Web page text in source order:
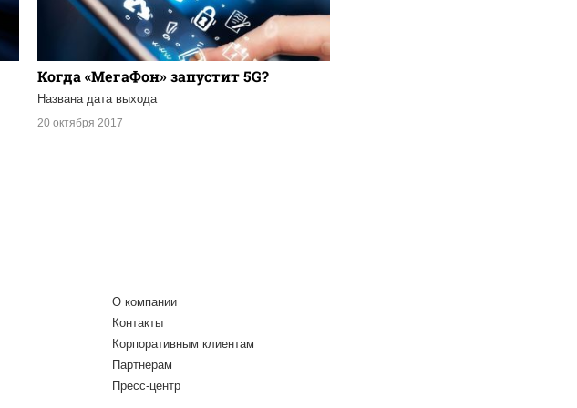
Когда «МегаФон» запустит 5G?
Названа дата выхода
20 октября 2017
О компании
Контакты
Корпоративным клиентам
Партнерам
Пресс-центр